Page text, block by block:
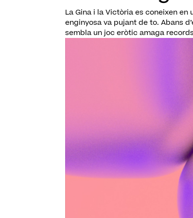
La Gina i la Victòria es coneixen
enginyosa va pujant de to. Abans
sembla un joc eròtic amaga